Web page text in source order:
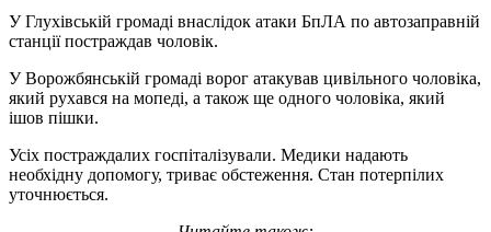
У Глухівській громаді внаслідок атаки БпЛА по автозаправній
станції постраждав чоловік.
У Ворожбянській громаді ворог атакував цивільного чоловіка,
який рухався на мопеді, а також ще одного чоловіка, який
ішов пішки.
Усіх постраждалих госпіталізували. Медики надають
необхідну допомогу, триває обстеження. Стан потерпілих
уточнюється.